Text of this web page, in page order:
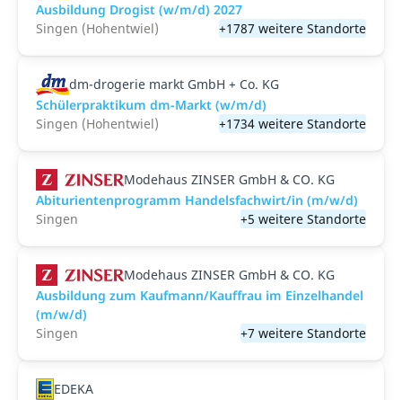
Ausbildung Drogist (w/m/d) 2027
Singen (Hohentwiel)
+1787 weitere Standorte
dm-drogerie markt GmbH + Co. KG
Schülerpraktikum dm-Markt (w/m/d)
Singen (Hohentwiel)
+1734 weitere Standorte
Modehaus ZINSER GmbH & CO. KG
Abiturientenprogramm Handelsfachwirt/in (m/w/d)
Singen
+5 weitere Standorte
Modehaus ZINSER GmbH & CO. KG
Ausbildung zum Kaufmann/Kauffrau im Einzelhandel
(m/w/d)
Singen
+7 weitere Standorte
EDEKA